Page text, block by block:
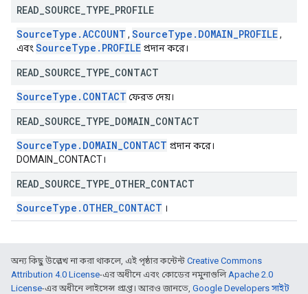
READ SOURCE TYPE PROFILE
SourceType .ACCOUNT , SourceType . DOMAIN_PROFILE,
এবং SourceType . PROFILE প্রদান করে।
READ SOURCE TYPE CONTACT
SourceType . CONTACT ফেরত দেয়।
READ SOURCE TYPE DOMAIN CONTACT
SourceType . DOMAIN_CONTACT প্রদান করে।
DOMAIN_CONTACT।
READ SOURCE TYPE OTHER CONTACT
SourceType . OTHER_CONTACT ।
অন্য কিছু উল্লেখ না করা থাকলে, এই পৃষ্ঠার কন্টেন্ট Creative Commons
Attribution 4.0 License-এর অধীনে এবং কোডের নমুনাগুলিApache 2.0
License-এর অধীনে লাইসেন্স প্রাপ্ত। আরও জানতে, Google Developers সাইট